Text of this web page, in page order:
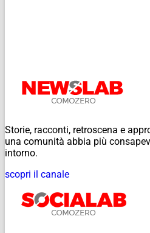
Storie, racconti, retroscena e
una comunità abbia più
intorno.
scopri il canale